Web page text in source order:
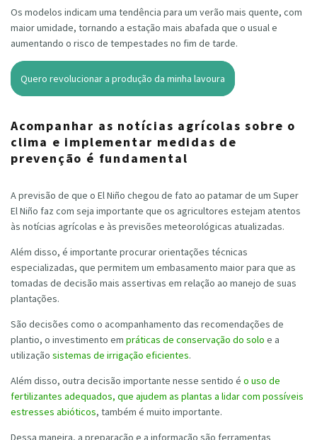
Os modelos indicam uma tendência para um verão mais quente, com
maior umidade, tornando a estação mais abafada que o usual e
aumentando o risco de tempestades no fim de tarde.
Quero revolucionar a produção da minha lavoura
Acompanhar as notícias agrícolas sobre o
clima e implementar medidas de
prevenção é fundamental
A previsão de que o El Niño chegou de fato ao patamar de um Super
El Niño faz com seja importante que os agricultores estejam atentos
às notícias agrícolas e às previsões meteorológicas atualizadas.
Além disso, é importante procurar orientações técnicas
especializadas, que permitem um embasamento maior para que as
tomadas de decisão mais assertivas em relação ao manejo de suas
plantações.
São decisões como o acompanhamento das recomendações de
plantio, o investimento em práticas de conservação do solo e a
utilização sistemas de irrigação eficientes.
Além disso, outra decisão importante nesse sentido é o uso de
fertilizantes adequados, que ajudem as plantas a lidar com possíveis
estresses abióticos, também é muito importante.